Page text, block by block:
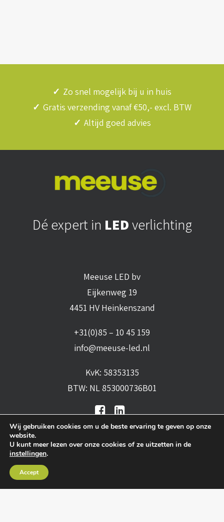
✓ Zo snel mogelijk bij u in huis
✓ Gratis verzending vanaf €50,- excl. BTW
✓ Altijd goed advies
Dé expert in LEDverlichting
Meeuse LED bv
Eijkenweg 19
4451 HV Heinkenszand
+31(0)85 – 10 45 159
info@meeuse-led.nl
KvK: 58353135
BTW: NL 853000736B01
leveringsvoorwaarden
Wij gebruiken cookies om u de beste ervaring te geven op onze
website.
U kunt meer lezen over onze cookies of ze uitzetten in de
instellingen.
Accept